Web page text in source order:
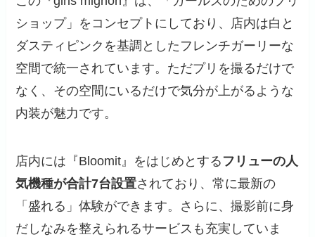
ショップ」をコンセプトにしており、店内は白と
ダスティピンクを基調としたフレンチガーリーな
空間で統一されています。ただプリを撮るだけで
なく、その空間にいるだけで気分が上がるような
内装が魅力です。
店内には『Bloomit』をはじめとする フリューの人
気機種が合計7台設置されており、常に最新の
「盛れる」体験ができます。さらに、撮影前に身
だしなみを整えられるサービスも充実していま